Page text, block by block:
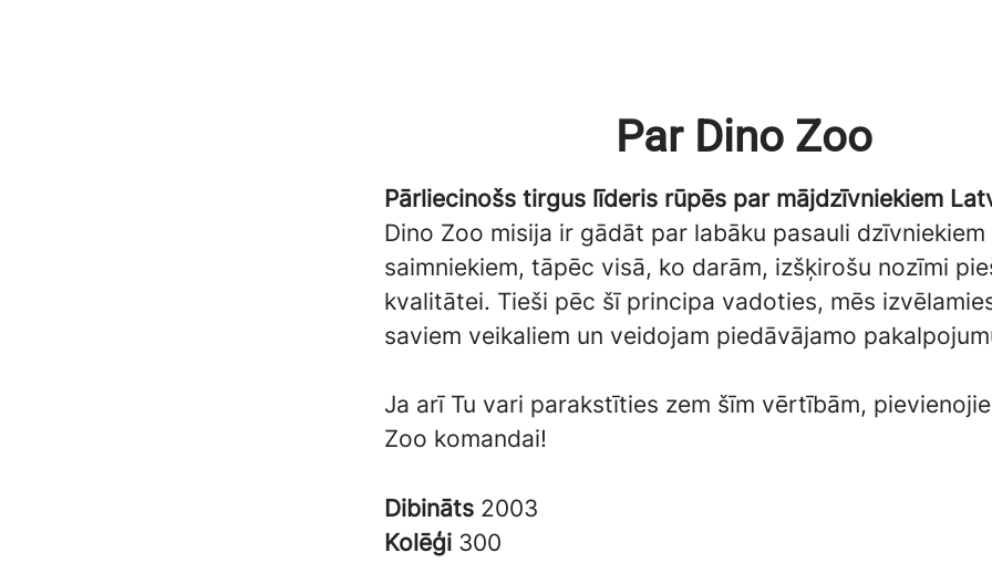
Par Dino Zoo
Pārliecinošs tirgus līderis rūpēs par mājdzīvniekiem
Dino Zoo misija ir gādāt par labāku pasauli dzīvniekiem
saimniekiem, tāpēc visā, ko darām, izšķirošu nozīmi
kvalitātei. Tieši pēc šī principa vadoties, mēs
saviem veikaliem un veidojam piedāvājamo
Ja arī Tu vari parakstīties zem šīm vērtībām,
Zoo komandai!
Dibināts 2003
Kolēģi 300